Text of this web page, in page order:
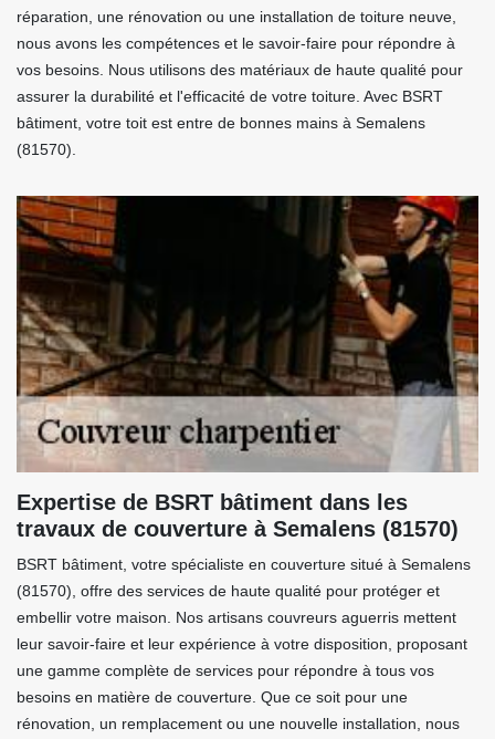
réparation, une rénovation ou une installation de toiture neuve,
nous avons les compétences et le savoir-faire pour répondre à
vos besoins. Nous utilisons des matériaux de haute qualité pour
assurer la durabilité et l'efficacité de votre toiture. Avec BSRT
bâtiment, votre toit est entre de bonnes mains à Semalens
(81570).
Expertise de BSRT bâtiment dans les
travaux de couverture à Semalens (81570)
BSRT bâtiment, votre spécialiste en couverture situé à Semalens
(81570), offre des services de haute qualité pour protéger et
embellir votre maison. Nos artisans couvreurs aguerris mettent
leur savoir-faire et leur expérience à votre disposition, proposant
une gamme complète de services pour répondre à tous vos
besoins en matière de couverture. Que ce soit pour une
rénovation, un remplacement ou une nouvelle installation, nous